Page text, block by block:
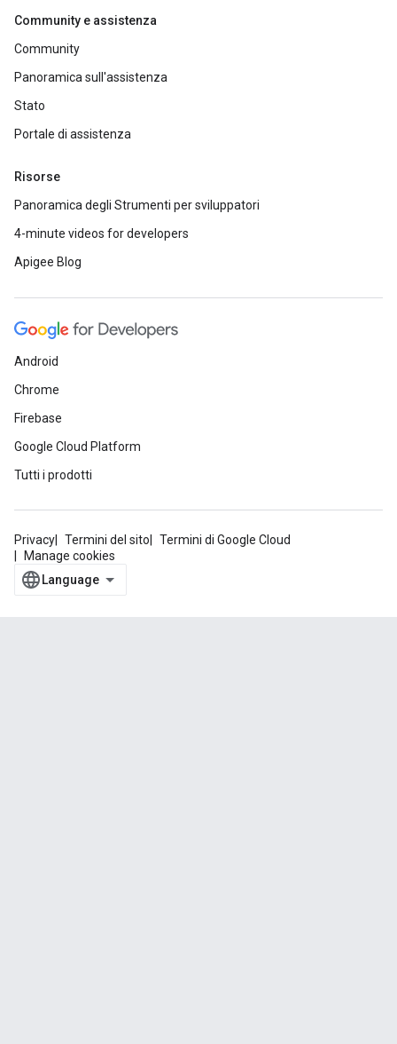
Community e assistenza
Community
Panoramica sull'assistenza
Stato
Portale di assistenza
Risorse
Panoramica degli Strumenti per sviluppatori
4-minute videos for developers
Apigee Blog
Android
Chrome
Firebase
Google Cloud Platform
Tutti i prodotti
Privacy Termini del sito
Termini di Google Cloud
Manage cookies